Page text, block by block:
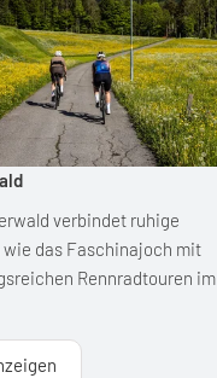
verbindet ruhige
wie das Faschinajoch mit
Rennradtouren im